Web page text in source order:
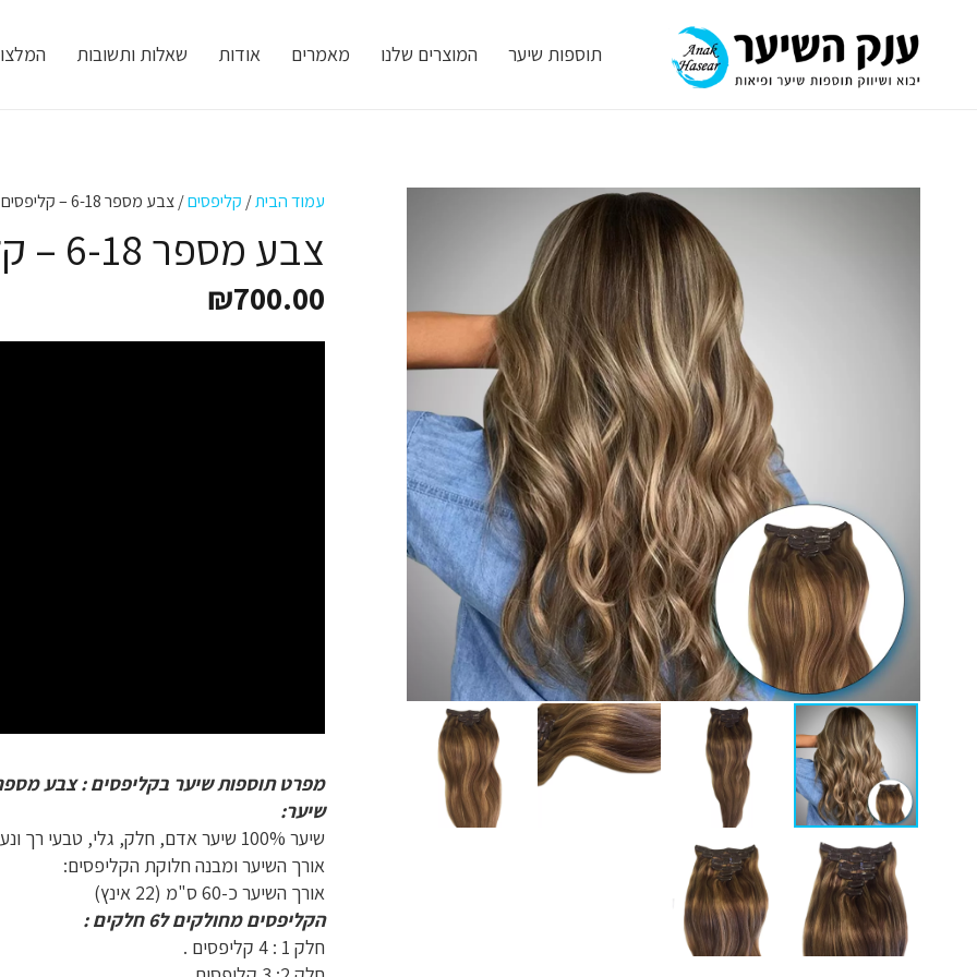
תוספות שיער המוצרים שלנו מאמרים אודות שאלות ותשובות
עמוד הבית/ קליפסים/ צבע מספר 6-18 – קליפסים גוונים/ביליאז'
צבע מספר 6-18 – קליפסים גוונים/ביליאז'
₪700.00
מפרט תוספות שיער בקליפסים : צבע מספר 6/
שיער:
שיער 100% שיער אדם, חלק, גלי, טבעי רך ונעים למגע .
אורך השיער ומבנה חלוקת הקליפסים:
אורך השיער כ-60 ס"מ (22 אינץ)
הקליפסים מחולקים ל6 חלקים :
חלק 1 : 4 קליפסים .